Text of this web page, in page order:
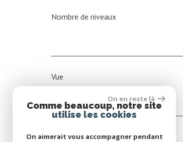
Nombre de niveaux
Vue
On en reste là
Comme beaucoup, notre site
utilise les cookies
On aimerait vous accompagner pendant